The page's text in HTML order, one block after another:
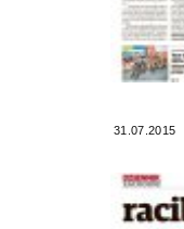
31.07.2015